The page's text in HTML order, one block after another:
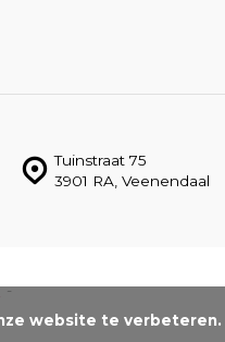
Tuinstraat 75
3901 RA, Veenendaal
-
website te